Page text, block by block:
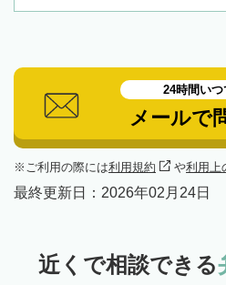
24時間い
メールで
ご利用の際には利用規約 や利用上
最終更新日： 2026年02月24日
近くで相談できる